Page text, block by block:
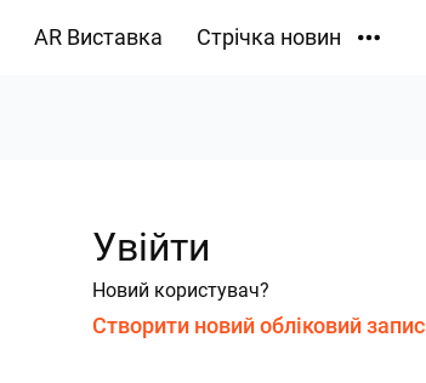
AR Виставка Стрічка новин
Увійти
Новий користувач?
Створити новий обліковий запис